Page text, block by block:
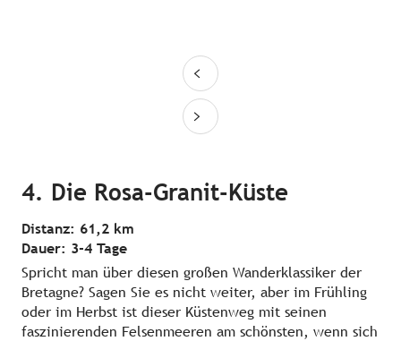
4. Die Rosa-Granit-Küste
Distanz: 61,2 km
Dauer: 3-4 Tage
Spricht man über diesen großen Wanderklassiker der
Bretagne? Sagen Sie es nicht weiter, aber im Frühling
oder im Herbst ist dieser Küstenweg mit seinen
faszinierenden Felsenmeeren am schönsten, wenn sich